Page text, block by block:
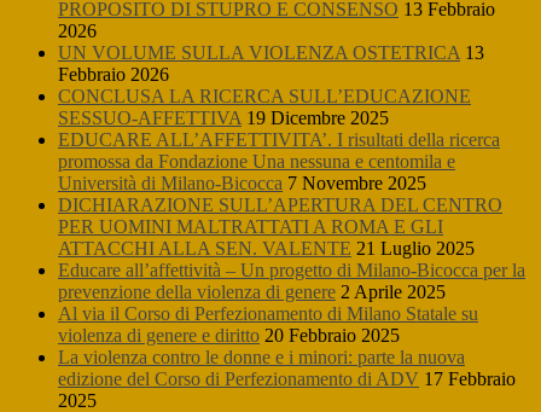
PROPOSITO DI STUPRO E CONSENSO 13 Febbraio
2026
UN VOLUME SULLA VIOLENZA OSTETRICA 13
Febbraio 2026
CONCLUSA LA RICERCA SULL’EDUCAZIONE
SESSUO-AFFETTIVA 19 Dicembre 2025
EDUCARE ALL’AFFETTIVITA’. I risultati della ricerca
promossa da Fondazione Una nessuna e centomila e
Università di Milano-Bicocca 7 Novembre 2025
DICHIARAZIONE SULL’APERTURA DEL CENTRO
PER UOMINI MALTRATTATI A ROMA E GLI
ATTACCHI ALLA SEN. VALENTE 21 Luglio 2025
Educare all’affettività – Un progetto di Milano-Bicocca per la
prevenzione della violenza di genere 2 Aprile 2025
Al via il Corso di Perfezionamento di Milano Statale su
violenza di genere e diritto 20 Febbraio 2025
La violenza contro le donne e i minori: parte la nuova
edizione del Corso di Perfezionamento di ADV 17 Febbraio
2025